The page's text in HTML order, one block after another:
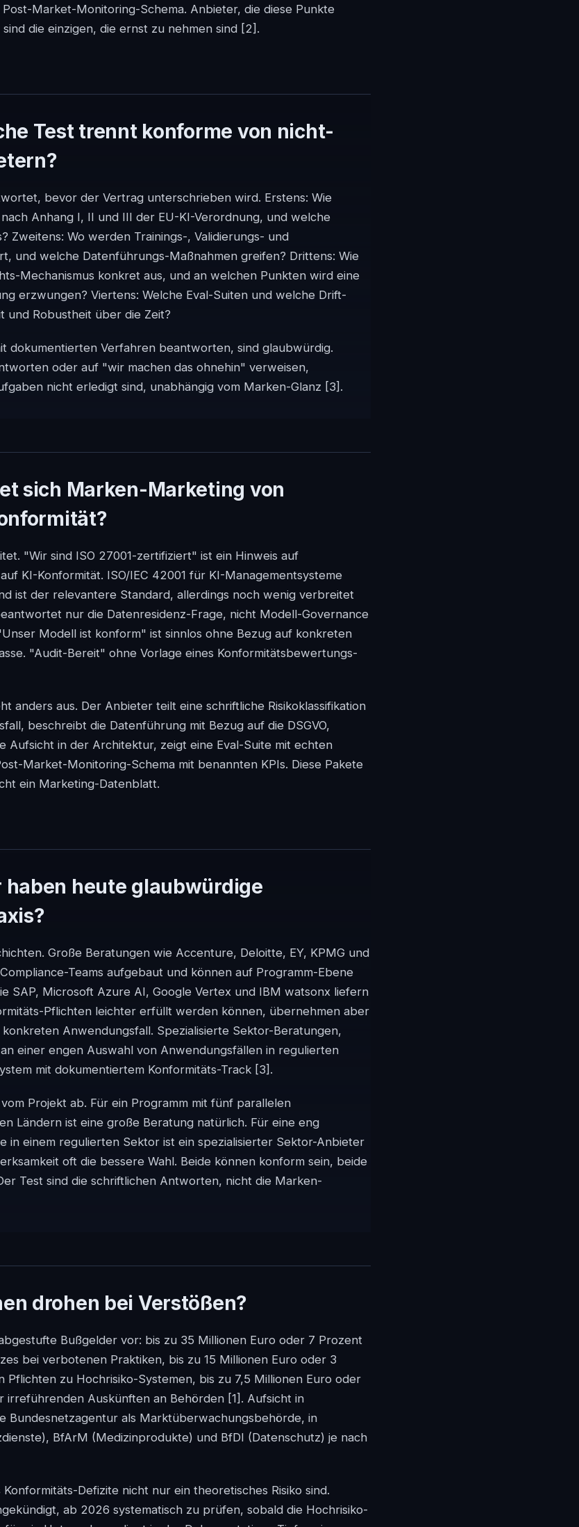
Market-Monitoring-Schema. Anbieter, die diese Punkte
die einzigen, die ernst zu nehmen sind [2] .
Test trennt konforme von nicht-
bevor der Vertrag unterschrieben wird. Erstens: Wie
Anhang I, II und III der EU-KI-Verordnung, und welche
Zweitens: Wo werden Trainings-, Validierungs- und
und welche Datenführungs-Maßnahmen greifen? Drittens: Wie
Mechanismus konkret aus, und an welchen Punkten wird eine
erzwungen? Viertens: Welche Eval-Suiten und welche Drift-
und Robustheit über die Zeit?
dokumentierten Verfahren beantworten, sind glaubwürdig.
oder auf "wir machen das ohnehin" verweisen,
nicht erledigt sind, unabhängig vom Marken-Glanz [3] .
sich Marken-Marketing von
"Wir sind ISO 27001-zertifiziert" ist ein Hinweis auf
KI-Konformität. ISO/IEC 42001 für KI-Managementsysteme
ist der relevantere Standard, allerdings noch wenig verbreitet
nur die Datenresidenz-Frage, nicht Modell-Governance
Modell ist konform" ist sinnlos ohne Bezug auf konkreten
"Audit-Bereit" ohne Vorlage eines Konformitätsbewertungs-
anders aus. Der Anbieter teilt eine schriftliche Risikoklassifikation
beschreibt die Datenführung mit Bezug auf die DSGVO,
Aufsicht in der Architektur, zeigt eine Eval-Suite mit echten
Market-Monitoring-Schema mit benannten KPIs. Diese Pakete
ein Marketing-Datenblatt.
heute glaubwürdige
Große Beratungen wie Accenture, Deloitte, EY, KPMG und
Teams aufgebaut und können auf Programm-Ebene
SAP, Microsoft Azure AI, Google Vertex und IBM watsonx liefern
Pflichten leichter erfüllt werden können, übernehmen aber
Anwendungsfall. Spezialisierte Sektor-Beratungen,
einer engen Auswahl von Anwendungsfällen in regulierten
mit dokumentiertem Konformitäts-Track [3] .
Projekt ab. Für ein Programm mit fünf parallelen
Ländern ist eine große Beratung natürlich. Für eine eng
in einem regulierten Sektor ist ein spezialisierter Sektor-Anbieter
oft die bessere Wahl. Beide können konform sein, beide
Test sind die schriftlichen Antworten, nicht die Marken-
drohen bei Verstößen?
Bußgelder vor: bis zu 35 Millionen Euro oder 7 Prozent
bei verbotenen Praktiken, bis zu 15 Millionen Euro oder 3
Pflichten zu Hochrisiko-Systemen, bis zu 7,5 Millionen Euro oder
irreführenden Auskünften an Behörden [1] . Aufsicht in
Bundesnetzagentur als Marktüberwachungsbehörde, in
BfArM (Medizinprodukte) und BfDI (Datenschutz) je nach
Defizite nicht nur ein theoretisches Risiko sind.
ab 2026 systematisch zu prüfen, sobald die Hochrisiko-